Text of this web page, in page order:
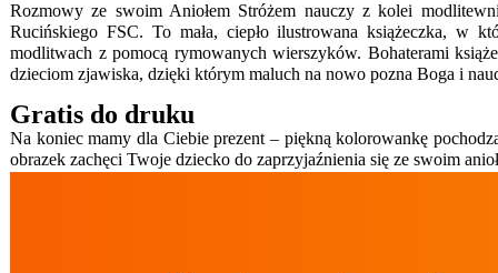
Rozmowy ze swoim Aniołem Stróżem nauczy z kolei
Rucińskiego FSC. To mała, ciepło ilustrowana książeczka, w
modlitwach z pomocą rymowanych wierszyków. Bohaterami
dzieciom zjawiska, dzięki którym maluch na nowo pozna Boga i
Gratis do druku
Na koniec mamy dla Ciebie prezent – piękną kolorowankę
obrazek zachęci Twoje dziecko do zaprzyjaźnienia się ze swoim